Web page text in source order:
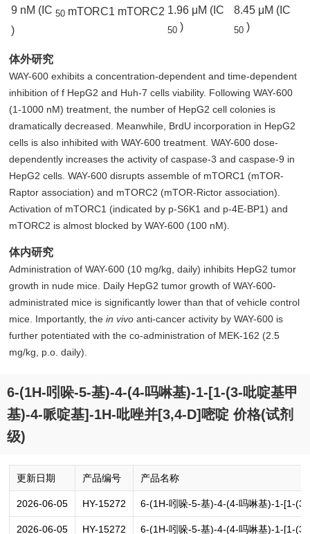
9 nM (IC50
)
mTORC1 mTORC2 1.96 μM (IC
50)
8.45 μM (IC
50)
体外研究
WAY-600 exhibits a concentration-dependent and time-dependent
inhibition of f HepG2 and Huh-7 cells viability. Following WAY-600
(1-1000 nM) treatment, the number of HepG2 cell colonies is
dramatically decreased. Meanwhile, BrdU incorporation in HepG2
cells is also inhibited with WAY-600 treatment. WAY-600 dose-
dependently increases the activity of caspase-3 and caspase-9 in
HepG2 cells. WAY-600 disrupts assemble of mTORC1 (mTOR-
Raptor association) and mTORC2 (mTOR-Rictor association).
Activation of mTORC1 (indicated by p-S6K1 and p-4E-BP1) and
mTORC2 is almost blocked by WAY-600 (100 nM).
体内研究
Administration of WAY-600 (10 mg/kg, daily) inhibits HepG2 tumor
growth in nude mice. Daily HepG2 tumor growth of WAY-600-
administrated mice is significantly lower than that of vehicle control
mice. Importantly, thein vivoanti-cancer activity by WAY-600 is
further potentiated with the co-administration of MEK-162 (2.5
mg/kg, p.o. daily).
6-(1H-吲哚-5-基)-4-(4-吗啉基)-1-[1-(3-吡啶基甲
基)-4-哌啶基]-1H-吡唑并[3,4-D]嘧啶 价格(试剂
级)
更新日期 产品编号 产品名称
2026-06-05 HY-15272 6-(1H-吲哚-5-基)-4-(4-吗啉基)-1-[1-
2026-06-05 HY-15272 6-(1H-吲哚-5-基)-4-(4-吗啉基)-1-[1-